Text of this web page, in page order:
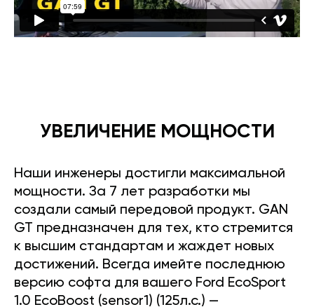
УВЕЛИЧЕНИЕ МОЩНОСТИ
Наши инженеры достигли максимальной
мощности. За 7 лет разработки мы
создали самый передовой продукт. GAN
GT предназначен для тех, кто стремится
к высшим стандартам и жаждет новых
достижений. Всегда имейте последнюю
версию софта для вашего Ford EcoSport
1.0 EcoBoost (sensor1) (125л.с.) —